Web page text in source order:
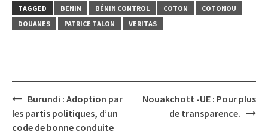
TAGGED
BENIN BÉNIN CONTROL COTON
COTONOU
DOUANES
PATRICE TALON VERITAS
Post
navigation
Burundi : Adoption par
les partis politiques, d’un
code de bonne conduite
Nouakchott -UE : Pour plus
de transparence.